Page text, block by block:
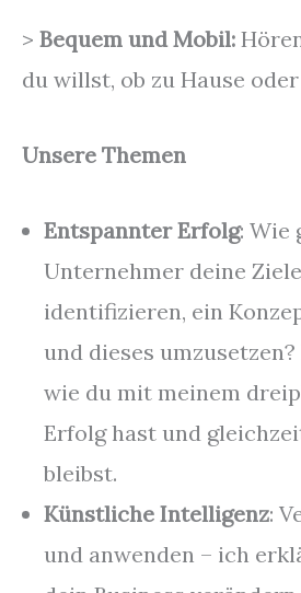
> Bequem und Mobil:
du willst, ob zu Hause
Unsere Themen
Entspannter Erfolg: Wie
Unternehmer deine
identifizieren, ein
und dieses
wie du mit meinem
Erfolg hast und
bleibst.
Künstliche Intelligenz:
und anwenden – ich